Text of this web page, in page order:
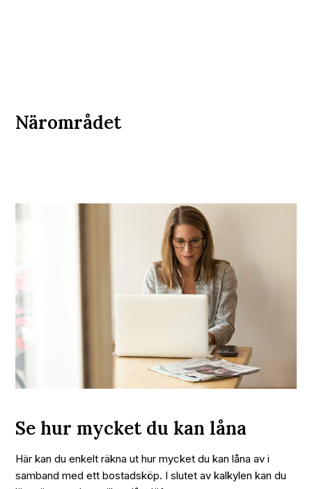
Närområdet
Se hur mycket du kan låna
Här kan du enkelt räkna ut hur mycket du kan låna av i
samband med ett bostadsköp. I slutet av kalkylen kan du